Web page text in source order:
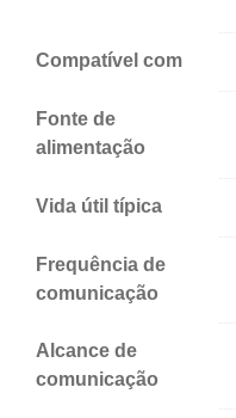
Compatível com
Fonte de
alimentação
Vida útil típica
Frequência de
comunicação
Alcance de
comunicação